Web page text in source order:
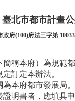
臺北市都市計畫
府(100)府法三字第
簡稱本府）為規範
訂定本辦法。
為本府都市發展局。
證明書者，應填具